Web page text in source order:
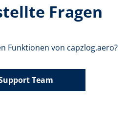
Fragen
Funktionen von capzlog.aero?
Team